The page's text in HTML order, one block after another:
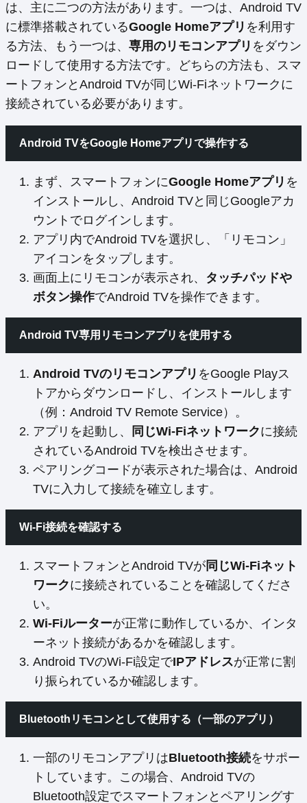
は、主に二つの方法があります。一つは、Android TV
に標準搭載されているGoogle Homeアプリ を利用す
る方法、もう一つは、 専用のリモコンアプリ をダウン
ロードして使用する方法です。どちらの方法も、スマ
ートフォンとAndroid TVが同じWi-Fiネットワークに
接続されている必要があります。
Android TVをGoogle Homeアプリで操作する
まず、スマートフォンにGoogle Homeアプリ を
インストールし、Android TVと同じGoogleアカ
ウントでログインします。
アプリ内でAndroid TVを選択し、「リモコン」
アイコンをタップします。
画面上にリモコンが表示され、 タッチパッドや
ボタン操作でAndroid TVを操作できます。
Android TV専用リモコンアプリを使用する
Android TVのリモコンアプリ をGoogle Playス
トアからダウンロードし、インストールします
（例：Android TV Remote Service）。
アプリを起動し、
同じWi-Fiネットワークに接続
されているAndroid TVを検出させます。
ペアリングコードが表示された場合は、Android
TVに入力して接続を確立します。
Wi-Fi接続を確認する
スマートフォンとAndroid TVが 同じWi-Fiネット
ワークに接続されていることを確認してくださ
い。
Wi-Fiルーターが正常に動作しているか、インタ
ーネット接続があるかを確認します。
Android TVのWi-Fi設定でIPアドレスが正常に割
り振られているか確認します。
Bluetoothリモコンとして使用する（一部のアプリ）
一部のリモコンアプリはBluetooth接続をサポー
トしています。この場合、Android TVの
Bluetooth設定でスマートフォンとペアリングす